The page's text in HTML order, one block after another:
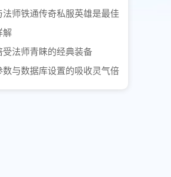
法师铁通传奇私服英雄是最佳
解
法师青睐的经典装备
与数据库设置的吸收灵气倍